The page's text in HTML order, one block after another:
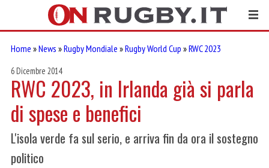
Home »News »Rugby Mondiale »Rugby World Cup »RWC 2023
6 Dicembre 2014
RWC 2023, in Irlanda già si parla
di spese e benefici
L'isola verde fa sul serio, e arriva fin da ora il sostegno
politico